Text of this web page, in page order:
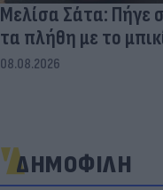
Μελίσα Σάτα: Πήγε
τα πλήθη με το
08.08.2026
ΔΗΜΟΦΙΛΗ